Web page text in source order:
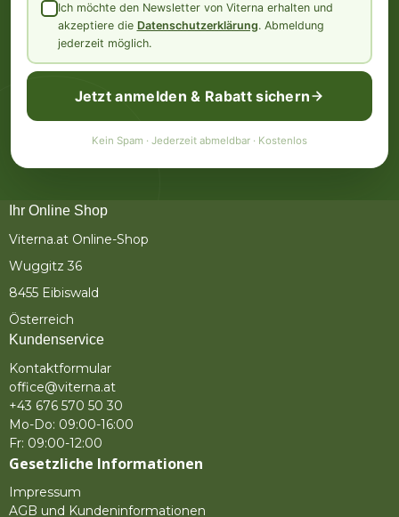
Ich möchte den Newsletter von Viterna erhalten und
akzeptiere die Datenschutzerklärung. Abmeldung
jederzeit möglich.
Jetzt anmelden & Rabatt sichern
Kein Spam · Jederzeit abmeldbar · Kostenlos
Ihr Online Shop
Viterna.at Online-Shop
Wuggitz 36
8455 Eibiswald
Österreich
Kundenservice
Kontaktformular
office@viterna.at
+43 676 570 50 30
Mo-Do: 09:00-16:00
Fr: 09:00-12:00
Gesetzliche Informationen
Impressum
AGB und Kundeninformationen